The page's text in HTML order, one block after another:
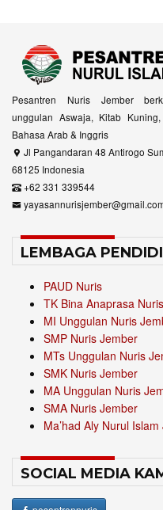
Pesantren Nuris Jember
unggulan Aswaja, Kitab
Bahasa Arab & Inggris
Jl Pangandaran 48 Antirogo
68125 Indonesia
+62 331 339544
LEMBAGA
PAUD Nuris
TK Bina Anaprasa Nuris
MI Unggulan Nuris
SMP Nuris Jember
MTs Unggulan Nuris
SMK Nuris Jember
MA Unggulan Nuris
SMA Nuris Jember
Ma’had Aly Nurul
SOCIAL MEDIA